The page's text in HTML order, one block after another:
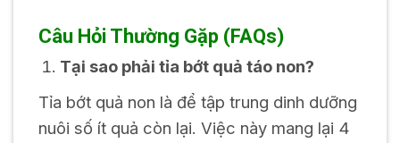
Câu Hỏi Thường Gặp (FAQs)
Tại sao phải tỉa bớt quả táo non?
Tỉa bớt quả non là để tập trung dinh dưỡng
nuôi số ít quả còn lại. Việc này mang lại 4